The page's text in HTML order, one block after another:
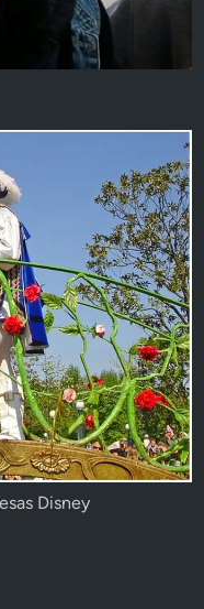
Disney